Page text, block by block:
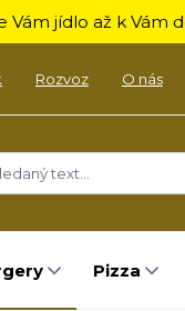
jídlo až k Vám
Rozvoz O nás
Pizza